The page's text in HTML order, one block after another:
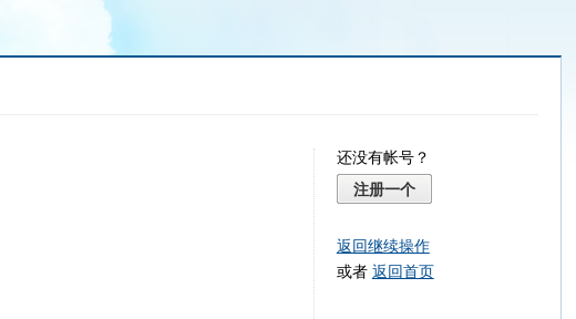
还没有帐号？
注册一个
返回继续操作
或者 返回首页